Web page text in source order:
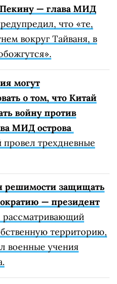
— глава МИД
что «те,
вокруг Тайваня, в
могут
о том, что Китай
войну против
МИД острова
провел трехдневные
решимости защищать
— президент
территорию,
военные учения